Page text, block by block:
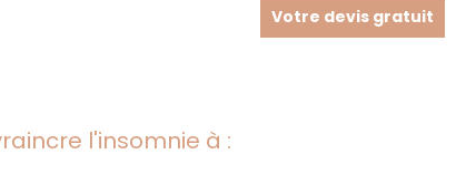
l'insomnie à :
Votre devis gratuit